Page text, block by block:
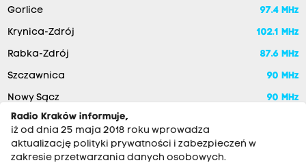
Gorlice 97.4 MHz
Krynica-Zdrój 102.1 MHz
Rabka-Zdrój 87.6 MHz
Szczawnica 90 MHz
Nowy Sącz
90 MHz
Radio Kraków informuje,
iż od dnia 25 maja 2018 roku wprowadza
aktualizację polityki prywatności i zabezpieczeń w
zakresie przetwarzania danych osobowych.